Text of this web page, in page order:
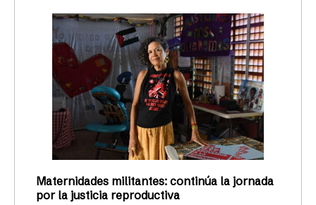
Maternidades militantes: continúa la jornada
por la justicia reproductiva